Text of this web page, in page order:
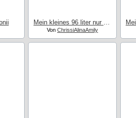
Mein kleines 96 liter nur habrosus,Garnelen und gubby Babys
Von ChrissiAlinaAmily